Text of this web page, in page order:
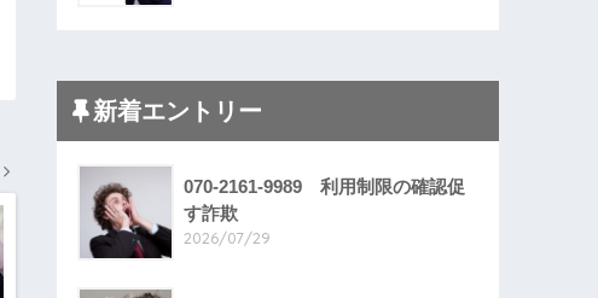
新着エントリー
070-2161-9989 利用制限の確認促
す詐欺
2026/07/29